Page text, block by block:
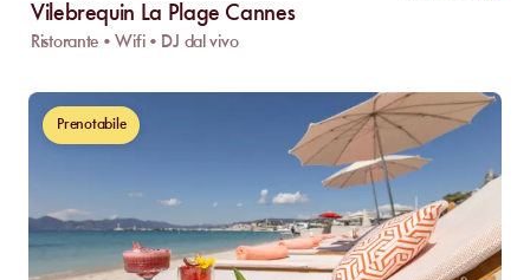
Vilebrequin La Plage Cannes
Ristorante • Wifi • DJ dal vivo
Prenotabile